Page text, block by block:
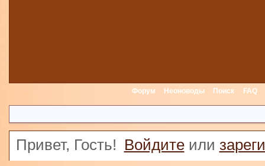
Форум Неоноводы Поиск FAQ
Привет, Гость! Войдитеили